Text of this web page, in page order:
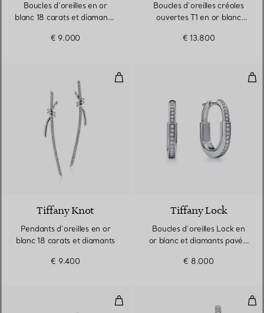
Boucles d’oreilles en or
blanc 18 carats et diamants.
€ 9.000
Boucles d’oreilles créoles
ouvertes T1 en or blanc
€ 13.800
Pendants d’oreilles en or blanc
Tiffany Knot
Pendants d’oreilles en or
blanc 18 carats et diamants
€ 9.400
Tiffany Lock
Boucles d’oreilles Lock en
or blanc et diamants pavés,
€ 8.000
Boucles d’oreilles en or blanc